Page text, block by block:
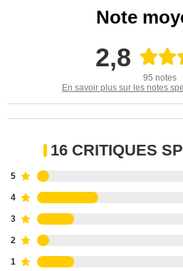
Note
2,8
95 notes
En savoir plus sur les notes
16 CRITIQUES
5
4
3
2
1